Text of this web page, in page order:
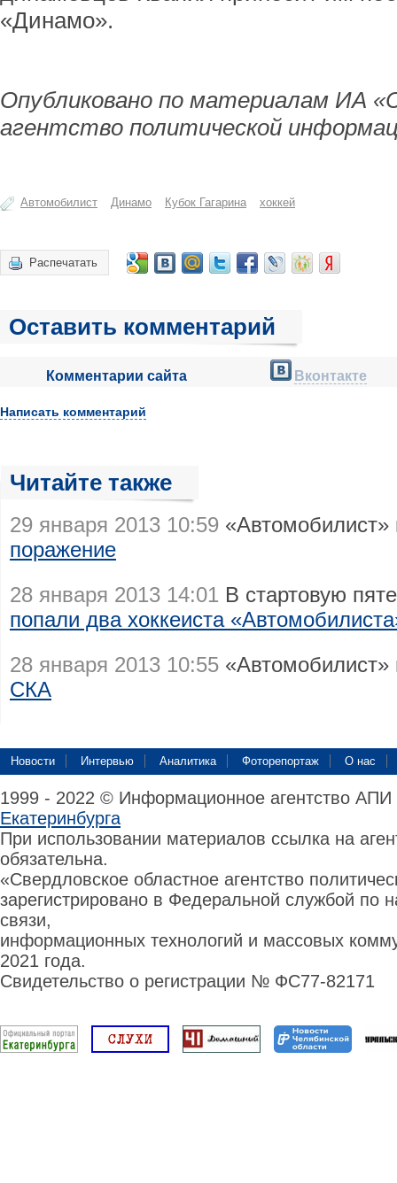
«Динамо».
Опубликовано по материалам ИА
агентство политической
Автомобилист Динамо Кубок Гагарина хоккей
Распечатать
Оставить комментарий
Комментарии сайта Вконтакте
Написать комментарий
Читайте также
29 января 2013 10:59
поражение
28 января 2013 14:01 В стартовую
попали два хоккеиста
28 января 2013 10:55
СКА
Новости Интервью Аналитика Фоторепортаж О нас
1999 - 2022 © Информационное агентство
Екатеринбурга
При использовании материалов ссылка на
обязательна.
«Свердловское областное агентство
зарегистрировано в Федеральной службой по
связи,
информационных технологий и массовых
2021 года.
Свидетельство о регистрации № ФС77-82171